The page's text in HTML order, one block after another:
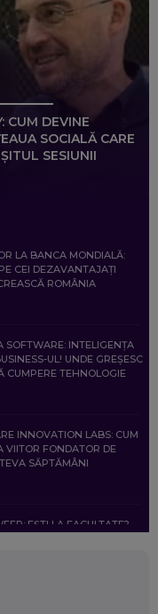
CUM DEVINE
SOCIALĂ CARE
SESIUNII
LA BANCA MONDIALĂ:
CEI DEZAVANTAJAȚI
ROMÂNIA
SOFTWARE: INTELIGENȚA
UL! UNDE GREȘESC
CUMPERE TEHNOLOGIE
INNOVATION LABS: CUM
VIITOR FONDATOR DE
SĂPTĂMÂNI
EȘTI LA FACULTATE?